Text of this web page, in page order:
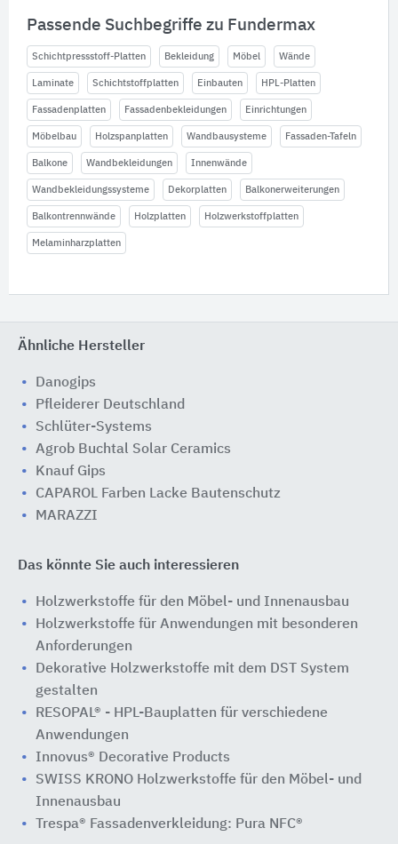
Passende Suchbegriffe zu Fundermax
Schichtpressstoff-Platten Bekleidung Möbel Wände
Laminate Schichtstoffplatten Einbauten HPL-Platten
Fassadenplatten Fassadenbekleidungen Einrichtungen
Möbelbau Holzspanplatten Wandbausysteme Fassaden-Tafeln
Balkone Wandbekleidungen Innenwände
Wandbekleidungssysteme Dekorplatten Balkonerweiterungen
Balkontrennwände Holzplatten Holzwerkstoffplatten
Melaminharzplatten
Ähnliche Hersteller
Danogips
Pfleiderer Deutschland
Schlüter-Systems
Agrob Buchtal Solar Ceramics
Knauf Gips
CAPAROL Farben Lacke Bautenschutz
MARAZZI
Das könnte Sie auch interessieren
Holzwerkstoffe für den Möbel- und Innenausbau
Holzwerkstoffe für Anwendungen mit besonderen
Anforderungen
Dekorative Holzwerkstoffe mit dem DST System
gestalten
RESOPAL® - HPL-Bauplatten für verschiedene
Anwendungen
Innovus® Decorative Products
SWISS KRONO Holzwerkstoffe für den Möbel- und
Innenausbau
Trespa® Fassadenverkleidung: Pura NFC®